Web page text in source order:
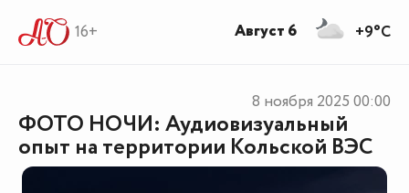
16+
ФОТО НОЧИ: Аудиовизуальный
опыт на территории Кольской ВЭС
8 ноября 2025 00:00
+9°C
Август 6